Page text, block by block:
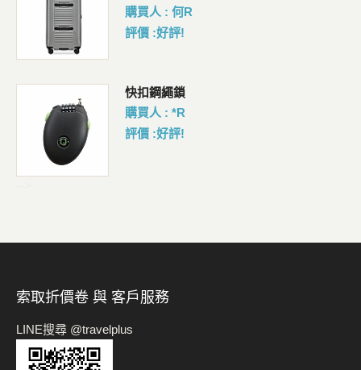
購買人 : 何R
評價 :好評!
快扣鋼繩鎖
購買人 : *R
評價 :好評!
索取折價卷 與 客戶服務
LINE搜尋 @travelplus